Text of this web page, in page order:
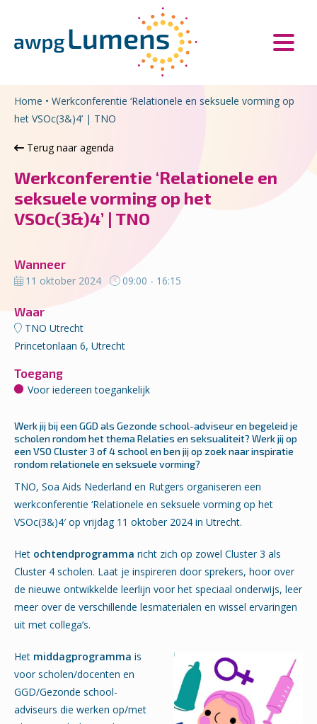
Home • Werkconferentie ‘Relationele en seksuele vorming op
het VSOc(3&)4’ | TNO
Terug naar agenda
Werkconferentie ‘Relationele en
seksuele vorming op het
VSOc(3&)4’ | TNO
Wanneer
11 oktober 2024 09:00 - 16:15
Waar
TNO Utrecht
Princetonlaan 6, Utrecht
Toegang
Voor iedereen toegankelijk
Werk jij bij een GGD als Gezonde school-adviseur en begeleid je
scholen rondom het thema Relaties en seksualiteit? Werk jij op
een VSO Cluster 3 of 4 school en ben jij op zoek naar inspiratie
rondom relationele en seksuele vorming?
TNO, Soa Aids Nederland en Rutgers organiseren een
werkconferentie ‘Relationele en seksuele vorming op het
VSOc(3&)4′ op vrijdag 11 oktober 2024 in Utrecht.
Het ochtendprogramma richt zich op zowel Cluster 3 als
Cluster 4 scholen. Laat je inspireren door sprekers, hoor over
de nieuwe ontwikkelde leerlijn voor het speciaal onderwijs, leer
meer over de verschillende lesmaterialen en wissel ervaringen
uit met collega’s.
Het middagprogramma is
voor scholen/docenten en
GGD/Gezonde school-
adviseurs die werken op/met